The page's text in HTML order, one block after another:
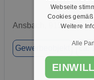
Ansbach, 91522
Gewerbeobjekt ca.
Webseite
Cookies
Weitere
Alle